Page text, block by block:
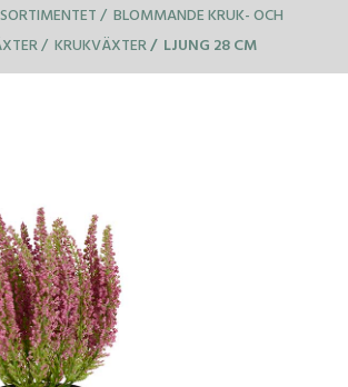
BLOMMANDE KRUK- OCH
KRUKVÄXTER LJUNG 28 CM